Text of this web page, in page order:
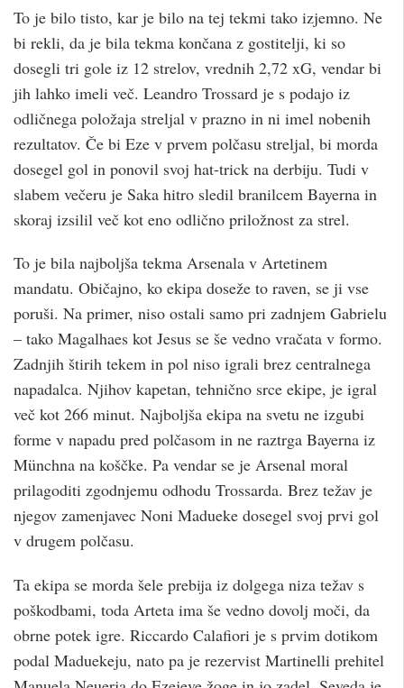
To je bilo tisto, kar je bilo na tej tekmi tako izjemno. Ne
bi rekli, da je bila tekma končana z gostitelji, ki so
dosegli tri gole iz 12 strelov, vrednih 2,72 xG, vendar bi
jih lahko imeli več. Leandro Trossard je s podajo iz
odličnega položaja streljal v prazno in ni imel nobenih
rezultatov. Če bi Eze v prvem polčasu streljal, bi morda
dosegel gol in ponovil svoj hat-trick na derbiju. Tudi v
slabem večeru je Saka hitro sledil branilcem Bayerna in
skoraj izsilil več kot eno odlično priložnost za strel.
To je bila najboljša tekma Arsenala v Artetinem
mandatu. Običajno, ko ekipa doseže to raven, se ji vse
poruši. Na primer, niso ostali samo pri zadnjem Gabrielu
– tako Magalhaes kot Jesus se še vedno vračata v formo.
Zadnjih štirih tekem in pol niso igrali brez centralnega
napadalca. Njihov kapetan, tehnično srce ekipe, je igral
več kot 266 minut. Najboljša ekipa na svetu ne izgubi
forme v napadu pred polčasom in ne raztrga Bayerna iz
Münchna na koščke. Pa vendar se je Arsenal moral
prilagoditi zgodnjemu odhodu Trossarda. Brez težav je
njegov zamenjavec Noni Madueke dosegel svoj prvi gol
v drugem polčasu.
Ta ekipa se morda šele prebija iz dolgega niza težav s
poškodbami, toda Arteta ima še vedno dovolj moči, da
obrne potek igre. Riccardo Calafiori je s prvim dotikom
podal Maduekeju, nato pa je rezervist Martinelli prehitel